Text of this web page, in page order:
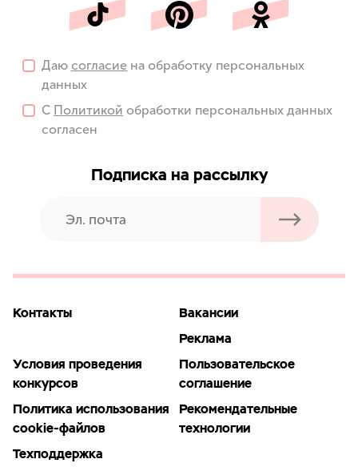
Даю согласие на обработку персональных
данных
С Политикой обработки персональных данных
согласен
Подписка на рассылку
Контакты
Вакансии
Реклама
Условия проведения
конкурсов
Пользовательское
соглашение
Политика использования
cookie-файлов
Рекомендательные
технологии
Техподдержка